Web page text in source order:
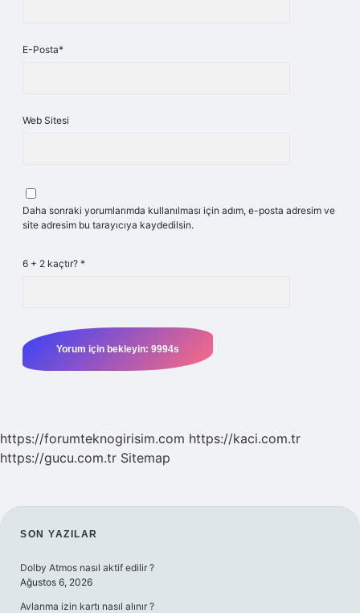
E-Posta*
Web Sitesi
Daha sonraki yorumlarımda kullanılması için adım, e-posta adresim ve
site adresim bu tarayıcıya kaydedilsin.
6 + 2 kaçtır? *
https://forumteknogirisim.com https://kaci.com.tr
https://gucu.com.tr Sitemap
SIDEBAR
SON YAZILAR
Dolby Atmos nasıl aktif edilir ?
Ağustos 6, 2026
Avlanma izin kartı nasıl alınır ?